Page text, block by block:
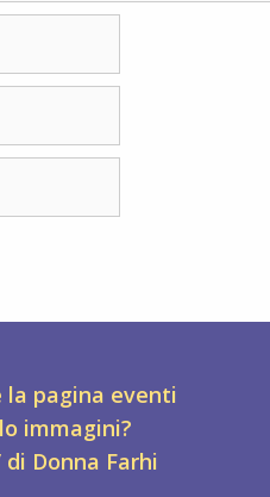
pagina eventi
immagini?
Donna Farhi